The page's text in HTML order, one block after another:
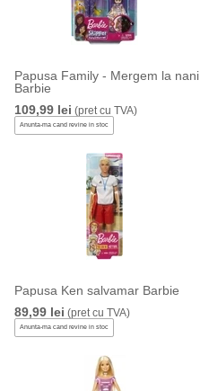
Papusa Family - Mergem la nani
Barbie
109,99 lei (pret cu TVA)
Anunta-ma cand revine in stoc
Papusa Ken salvamar Barbie
89,99 lei (pret cu TVA)
Anunta-ma cand revine in stoc